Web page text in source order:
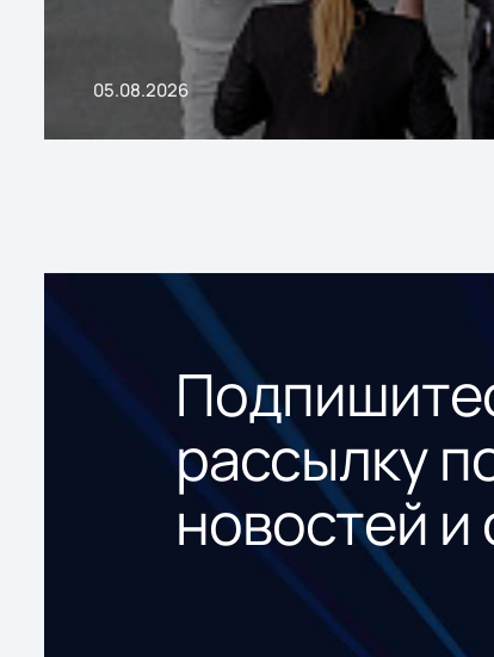
05.08.2026
рассылку
новостей